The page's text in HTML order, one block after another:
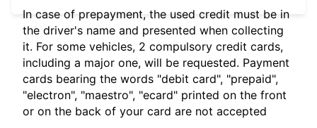
In case of prepayment, the used credit must be in
the driver's name and presented when collecting
it. For some vehicles, 2 compulsory credit cards,
including a major one, will be requested. Payment
cards bearing the words "debit card", "prepaid",
"electron", "maestro", "ecard" printed on the front
or on the back of your card are not accepted